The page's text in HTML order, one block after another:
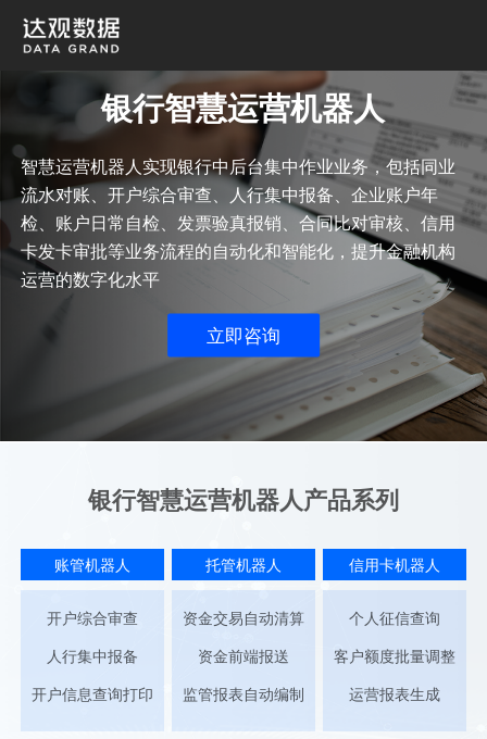
银行智慧运营机器人
智慧运营机器人实现银行中后台集中作业业务，包括同业
流水对账、开户综合审查、人行集中报备、企业账户年
检、账户日常自检、发票验真报销、合同比对审核、信用
卡发卡审批等业务流程的自动化和智能化，提升金融机构
运营的数字化水平
立即咨询
银行智慧运营机器人产品系列
账管机器人
开户综合审查
人行集中报备
开户信息查询打印
托管机器人
资金交易自动清算
资金前端报送
监管报表自动编制
信用卡机器人
个人征信查询
客户额度批量调整
运营报表生成